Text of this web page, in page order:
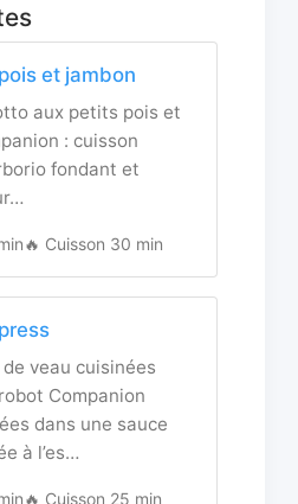
et jambon
aux petits pois et
: cuisson
fondant et
🔥 Cuisson 30 min
veau cuisinées
Companion
dans une sauce
à l’es…
🔥 Cuisson 25 min